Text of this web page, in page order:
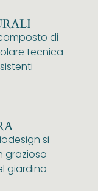
di
tecnica
si
grazioso
giardino